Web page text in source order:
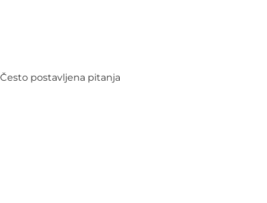
Često postavljena pitanja